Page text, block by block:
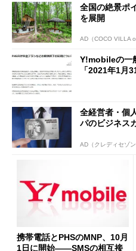
全国の絶景ポ
を展開
AD（COCO VILLA
Y!mobileの一
「2021年1月
全経営者・個
パのビジネス
AD（クレディセゾン
携帯電話とPHSのMNP、10月
1日に開始――SMSの相互接